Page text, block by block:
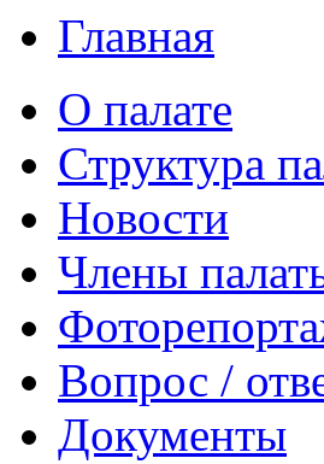
Главная
О палате
Структура
Новости
Члены
Вопрос /
Документы